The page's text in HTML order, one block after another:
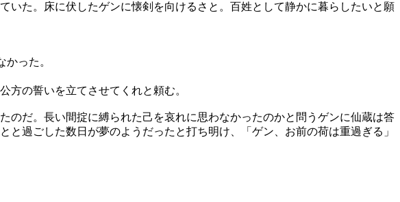
た。床に伏したゲンに懐剣を向けるさと。百姓として静かに暮らしたいと願
った。
方の誓いを立てさせてくれと頼む。
のだ。長い間掟に縛られた己を哀れに思わなかったのかと問うゲンに仙蔵は答
過ごした数日が夢のようだったと打ち明け、「ゲン、お前の荷は重過ぎる」